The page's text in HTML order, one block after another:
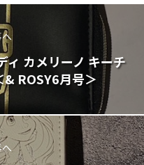
ィ カメリーノ キーチ
ROSY6月号＞